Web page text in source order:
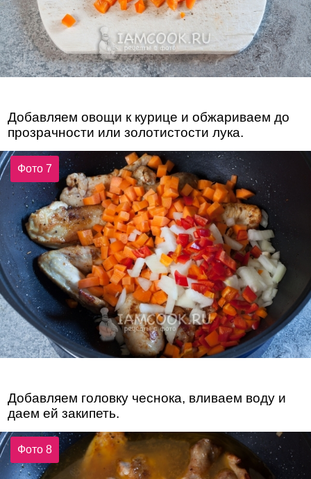
Добавляем овощи к курице и обжариваем до
прозрачности или золотистости лука.
Фото 7
Добавляем головку чеснока, вливаем воду и
даем ей закипеть.
Фото 8